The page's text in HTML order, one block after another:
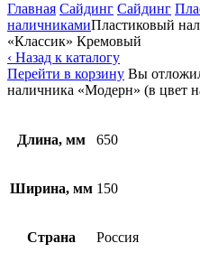
Главная Сайдинг Сайдинг
наличникамиПластиковый
«Классик» Кремовый
‹ Назад к каталогу
Перейти в корзину Вы
наличника «Модерн» (в цвет
Длина, мм 650
Ширина, мм 150
Страна Россия